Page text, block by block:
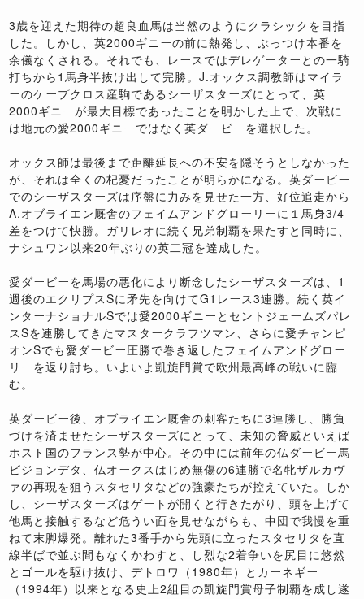
3歳を迎えた期待の超良血馬は当然のようにクラシックを目指
した。しかし、英2000ギニーの前に熱発し、ぶっつけ本番を
余儀なくされる。それでも、レースではデレゲーターとの一騎
打ちから1馬身半抜け出して完勝。J.オックス調教師はマイラ
ーのケープクロス産駒であるシーザスターズにとって、英
2000ギニーが最大目標であったことを明かした上で、次戦に
は地元の愛2000ギニーではなく英ダービーを選択した。
オックス師は最後まで距離延長への不安を隠そうとしなかった
が、それは全くの杞憂だったことが明らかになる。英ダービー
でのシーザスターズは序盤に力みを見せた一方、好位追走から
A.オブライエン厩舎のフェイムアンドグローリーに１馬身3/4
差をつけて快勝。ガリレオに続く兄弟制覇を果たすと同時に、
ナシュワン以来20年ぶりの英二冠を達成した。
愛ダービーを馬場の悪化により断念したシーザスターズは、1
週後のエクリプスSに矛先を向けてG1レース3連勝。続く英イ
ンターナショナルSでは愛2000ギニーとセントジェームズパレ
スSを連勝してきたマスタークラフツマン、さらに愛チャンピ
オンSでも愛ダービー圧勝で巻き返したフェイムアンドグロー
リーを返り討ち。いよいよ凱旋門賞で欧州最高峰の戦いに臨
む。
英ダービー後、オブライエン厩舎の刺客たちに3連勝し、勝負
づけを済ませたシーザスターズにとって、未知の脅威といえば
ホスト国のフランス勢が中心。その中には前年の仏ダービー馬
ビジョンデタ、仏オークスはじめ無傷の6連勝で名牝ザルカヴ
ァの再現を狙うスタセリタなどの強豪たちが控えていた。しか
し、シーザスターズはゲートが開くと行きたがり、頭を上げて
他馬と接触するなど危うい面を見せながらも、中団で我慢を重
ねて末脚爆発。離れた3番手から先頭に立ったスタセリタを直
線半ばで並ぶ間もなくかわすと、し烈な2着争いを尻目に悠然
とゴールを駆け抜け、デトロワ（1980年）とカーネギー
（1994年）以来となる史上2組目の凱旋門賞母子制覇を成し遂